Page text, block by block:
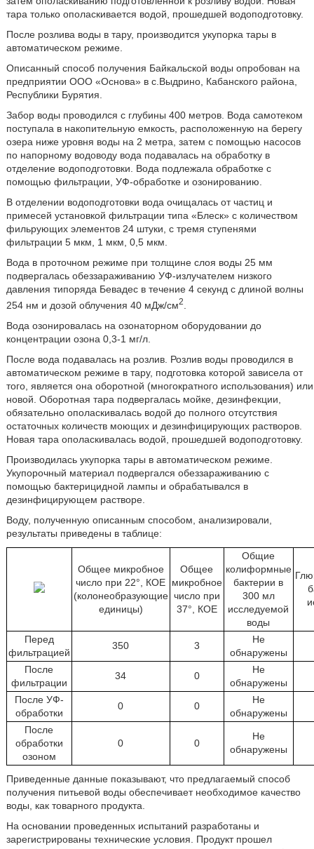
тара только ополаскивается водой, прошедшей водоподготовку.
После розлива воды в тару, производится укупорка тары в
автоматическом режиме.
Описанный способ получения Байкальской воды опробован на
предприятии ООО «Основа» в с.Выдрино, Кабанского района,
Республики Бурятия.
Забор воды проводился с глубины 400 метров. Вода самотеком
поступала в накопительную емкость, расположенную на берегу
озера ниже уровня воды на 2 метра, затем с помощью насосов
по напорному водоводу вода подавалась на обработку в
отделение водоподготовки. Вода подлежала обработке с
помощью фильтрации, УФ-обработке и озонированию.
В отделении водоподготовки вода очищалась от частиц и
примесей установкой фильтрации типа «Блеск» с количеством
фильрующих элементов 24 штуки, с тремя ступенями
фильтрации 5 мкм, 1 мкм, 0,5 мкм.
Вода в проточном режиме при толщине слоя воды 25 мм
подвергалась обеззараживанию УФ-излучателем низкого
давления типоряда Бевадес в течение 4 секунд с длиной волны
254 нм и дозой облучения 40 мДж/см2
Вода озонировалась на озонаторном оборудовании до
концентрации озона 0,3-1 мг/л.
После вода подавалась на розлив. Розлив воды проводился в
автоматическом режиме в тару, подготовка которой зависела от
того, является она оборотной (многократного использования) или
новой. Оборотная тара подвергалась мойке, дезинфекции,
обязательно ополаскивалась водой до полного отсутствия
остаточных количеств моющих и дезинфицирующих растворов.
Новая тара ополаскивалась водой, прошедшей водоподготовку.
Производилась укупорка тары в автоматическом режиме.
Укупорочный материал подвергался обеззараживанию с
помощью бактерицидной лампы и обрабатывался в
дезинфицирующем растворе.
Воду, полученную описанным способом, анализировали,
результаты приведены в таблице:
Общее микробное
число при 22°, КОЕ
(колонеобразующие
единицы)
Общее
микробное
число при
37°, КОЕ
Общие
колиформные
бактерии в
300 мл
исследуемой
воды
Перед
фильтрацией
350 3
Не
обнаружены
После
фильтрации
34 0
Не
обнаружены
После УФ-
обработки
0 0
Не
обнаружены
После
обработки
озоном
0 0
Не
обнаружены
Приведенные данные показывают, что предлагаемый способ
получения питьевой воды обеспечивает необходимое качество
воды, как товарного продукта.
На основании проведенных испытаний разработаны и
зарегистрированы технические условия. Продукт прошел